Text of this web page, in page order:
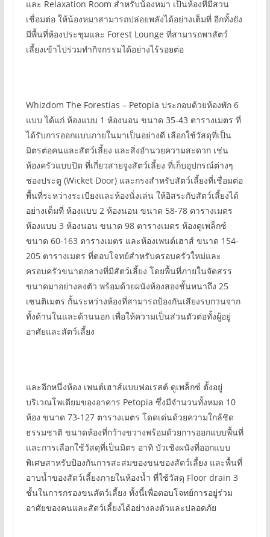
และ Relaxation Room สำหรับน้องหมา เป็นห้องที่มีสวน
เชื่อมต่อ ให้น้องหมาสามารถปล่อยพลังได้อย่างเต็มที่ อีกทั้งยัง
มีพื้นที่ห้องประชุมและ Forest Lounge ที่สามารถพาสัตว์
เลี้ยงเข้าไปร่วมทำกิจกรรมได้อย่างไร้รอยต่อ
Whizdom The Forestias – Petopia ประกอบด้วยห้องพัก 6
แบบ ได้แก่ ห้องแบบ 1 ห้องนอน ขนาด 35-43 ตารางเมตร ที่
ได้รับการออกแบบภายในมาเป็นอย่างดี เลือกใช้วัสดุที่เป็น
มิตรต่อคนและสัตว์เลี้ยง และสิ่งอำนวยความสะดวก เช่น
ห้องครัวแบบปิด ที่เกี่ยวสายจูงสัตว์เลี้ยง ที่เก็บอุปกรณ์ต่างๆ
ช่องประตู (Wicket Door) และกรงสำหรับสัตว์เลี้ยงที่เชื่อมต่อ
พื้นที่ระหว่างระเบียงและห้องนั่งเล่น ให้อิสระกับสัตว์เลี้ยงได้
อย่างเต็มที่ ห้องแบบ 2 ห้องนอน ขนาด 58-78 ตารางเมตร
ห้องแบบ 3 ห้องนอน ขนาด 98 ตารางเมตร ห้องดูเพล็กซ์
ขนาด 60-163 ตารางเมตร และห้องเพนต์เฮาส์ ขนาด 154-
205 ตารางเมตร ที่ตอบโจทย์สำหรับครอบครัวใหม่และ
ครอบครัวขนาดกลางที่มีสัตว์เลี้ยง โดยพื้นที่ภายในจัดสรร
ขนาดมาอย่างลงตัว พร้อมด้วยผนังห้องสองชั้นหนาถึง 25
เซนติเมตร กั้นระหว่างห้องที่สามารถป้องกันเสียงรบกวนจาก
ทั้งด้านในและด้านนอก เพื่อให้ความเป็นส่วนตัวต่อทั้งผู้อยู่
อาศัยและสัตว์เลี้ยง
และอีกหนึ่งห้อง เพนต์เฮาส์แบบฟอเรสต์ ดูเพล็กซ์ ตั้งอยู่
บริเวณโพเดียมของอาคาร Petopia ซึ่งมีจำนวนทั้งหมด 10
ห้อง ขนาด 73-127 ตารางเมตร โดดเด่นด้วยความใกล้ชิด
ธรรมชาติ ขนาดห้องที่กว้างขวางพร้อมด้วยการออกแบบพื้นที่
และการเลือกใช้วัสดุที่เป็นมิตร อาทิ บัวเชิงผนังที่ออกแบบ
พิเศษสาหรับป้องกันการสะสมของขนของสัตว์เลี้ยง และพื้นที่
อาบน้ำของสัตว์เลี้ยงภายในห้องน้ำ ที่ใช้วัสดุ Floor drain 3
ชั้นในการกรองขนสัตว์เลี้ยง ทั้งนี้เพื่อตอบโจทย์การอยู่ร่วม
อาศัยของคนและสัตว์เลี้ยงได้อย่างลงตัวและปลอดภัย